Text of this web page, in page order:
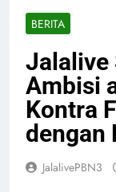
BERITA
Jalalive
Ambisi
Kontra
dengan
JalalivePBN3